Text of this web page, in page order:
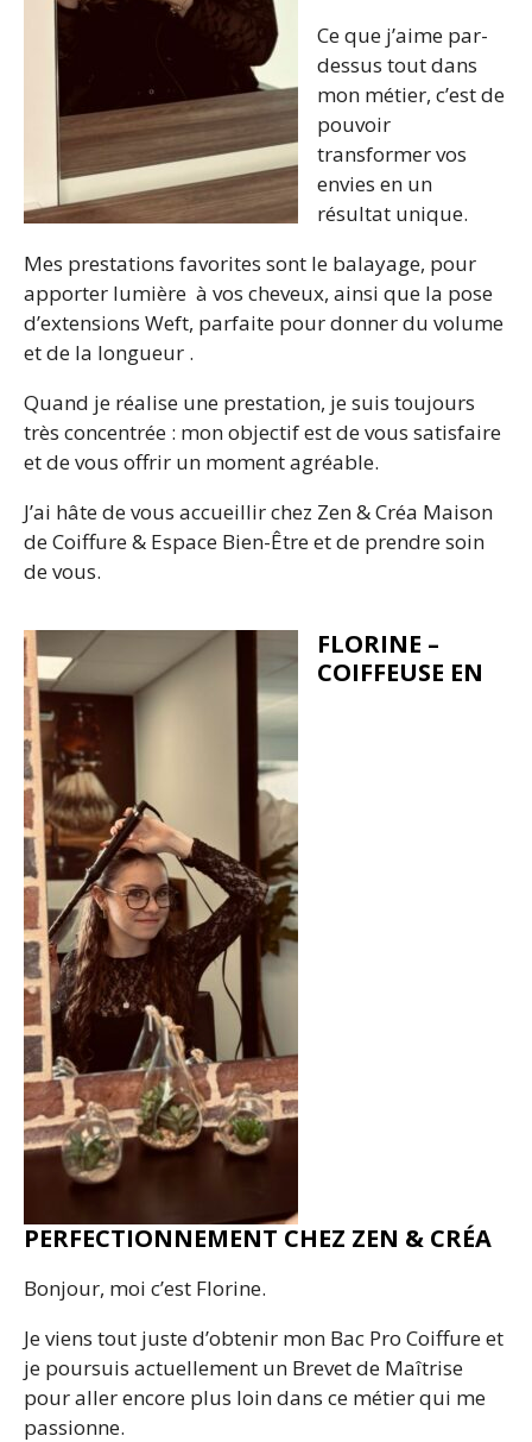
Ce que j’aime par-
dessus tout dans
mon métier, c’est de
pouvoir
transformer vos
envies en un
résultat unique.
Mes prestations favorites sont le balayage, pour
apporter lumière à vos cheveux, ainsi que la pose
d’extensions Weft, parfaite pour donner du volume
et de la longueur .
Quand je réalise une prestation, je suis toujours
très concentrée : mon objectif est de vous satisfaire
et de vous offrir un moment agréable.
J’ai hâte de vous accueillir chez Zen & Créa Maison
de Coiffure & Espace Bien-Être et de prendre soin
de vous.
FLORINE –
COIFFEUSE EN
PERFECTIONNEMENT CHEZ ZEN & CRÉA
Bonjour, moi c’est Florine.
Je viens tout juste d’obtenir mon Bac Pro Coiffure et
je poursuis actuellement un Brevet de Maîtrise
pour aller encore plus loin dans ce métier qui me
passionne.